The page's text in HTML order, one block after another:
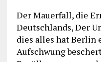
Der Mauerfall, die
Deutschlands, Der
dies alles hat Berlin
Aufschwung